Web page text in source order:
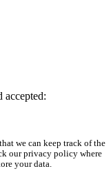
accepted:
we can keep track of the
our privacy policy where
your data.